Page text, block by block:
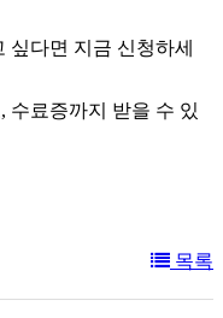
다면 지금 신청하세
수료증까지 받을 수 있
목록